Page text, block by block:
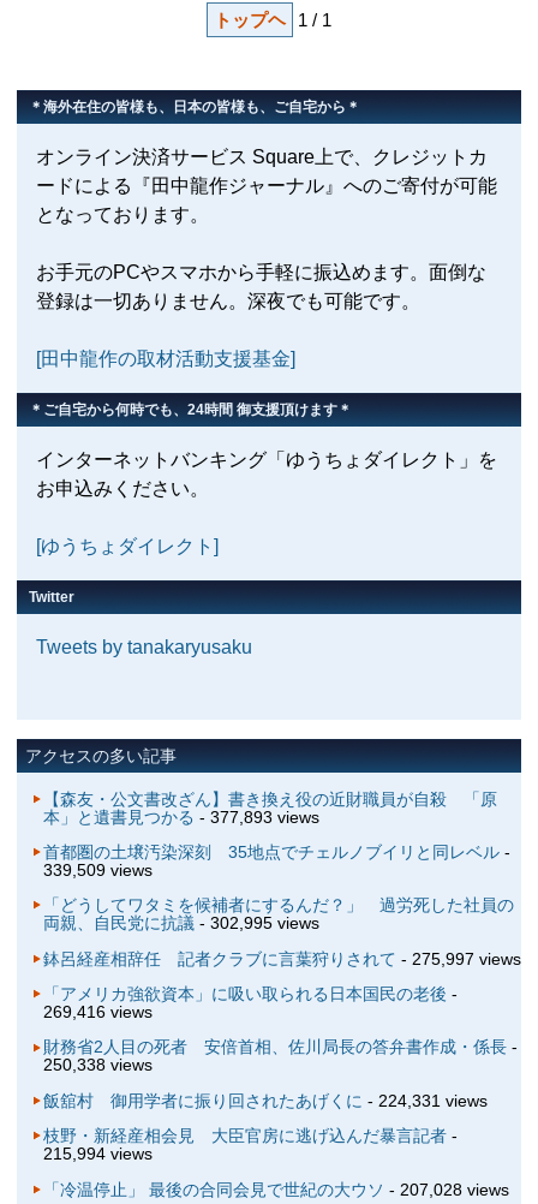
トップヘ 1 / 1
＊海外在住の皆様も、日本の皆様も、ご自宅から＊
オンライン決済サービス Square上で、クレジットカ
ードによる『田中龍作ジャーナル』へのご寄付が可能
となっております。
お手元のPCやスマホから手軽に振込めます。面倒な
登録は一切ありません。深夜でも可能です。
[田中龍作の取材活動支援基金]
＊ご自宅から何時でも、24時間 御支援頂けます＊
インターネットバンキング「ゆうちょダイレクト」を
お申込みください。
[ゆうちょダイレクト]
Twitter
Tweets by tanakaryusaku
アクセスの多い記事
【森友・公文書改ざん】書き換え役の近財職員が自殺 「原
本」と遺書見つかる - 377,893 views
首都圏の土壌汚染深刻 35地点でチェルノブイリと同レベル-
339,509 views
「どうしてワタミを候補者にするんだ？」 過労死した社員の
両親、自民党に抗議- 302,995 views
鉢呂経産相辞任 記者クラブに言葉狩りされて - 275,997 views
「アメリカ強欲資本」に吸い取られる日本国民の老後 -
269,416 views
財務省2人目の死者 安倍首相、佐川局長の答弁書作成・係長-
250,338 views
飯舘村 御用学者に振り回されたあげくに - 224,331 views
枝野・新経産相会見 大臣官房に逃げ込んだ暴言記者-
215,994 views
「冷温停止」 最後の合同会見で世紀の大ウソ - 207,028 views